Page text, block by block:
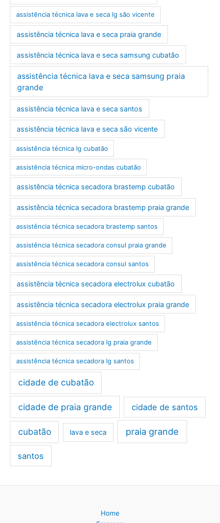
assistência técnica lava e seca lg são vicente
assistência técnica lava e seca praia grande
assistência técnica lava e seca samsung cubatão
assistência técnica lava e seca samsung praia
grande
assistência técnica lava e seca santos
assistência técnica lava e seca são vicente
assistência técnica lg cubatão
assistência técnica micro-ondas cubatão
assistência técnica secadora brastemp cubatão
assistência técnica secadora brastemp praia grande
assistência técnica secadora brastemp santos
assistência técnica secadora consul praia grande
assistência técnica secadora consul santos
assistência técnica secadora electrolux cubatão
assistência técnica secadora electrolux praia grande
assistência técnica secadora electrolux santos
assistência técnica secadora lg praia grande
assistência técnica secadora lg santos
cidade de cubatão
cidade de praia grande cidade de santos
cubatão lava e seca praia grande
santos
Home